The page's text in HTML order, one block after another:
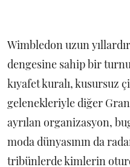
Wimbledon uzun
dengesine sahip bir
kıyafet kuralı, kusursuz
gelenekleriyle diğer
ayrılan organizasyon,
moda dünyasının da
tribünlerde kimlerin